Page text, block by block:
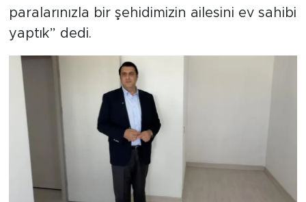
paralarınızla bir şehidimizin ailesini ev sahibi
yaptık” dedi.